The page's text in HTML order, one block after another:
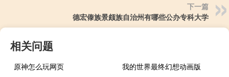
下一篇
德宏傣族景颇族自治州有哪些公办专科大学
相关问题
原神怎么玩网页
我的世界最终幻想动画版